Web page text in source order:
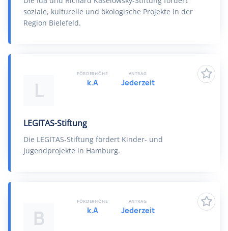
soziale, kulturelle und ökologische Projekte in der
Region Bielefeld.
L
LEGITAS-Stiftung
Die LEGITAS-Stiftung fördert Kinder- und
Jugendprojekte in Hamburg.
FÖRDERHÖHE
k.A
ANTRAG
Jederzeit
B
FÖRDERHÖHE
k.A
ANTRAG
Jederzeit